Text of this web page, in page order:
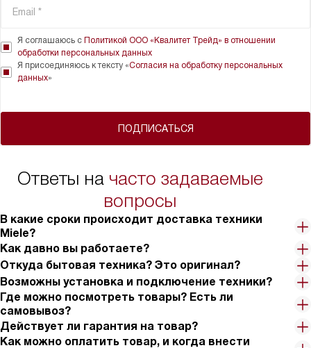
ПОДПИСАТЬСЯ
Я соглашаюсь с Политикой ООО «Квалитет Трейд» в отношении
обработки персональных данных
Я присоединяюсь к тексту «Согласия на обработку персональных
данных»
Ответы на часто задаваемые
вопросы
В какие сроки происходит доставка техники
Miele?
Как давно вы работаете?
Откуда бытовая техника? Это оригинал?
Возможны установка и подключение техники?
Где можно посмотреть товары? Есть ли
самовывоз?
Действует ли гарантия на товар?
Как можно оплатить товар, и когда внести